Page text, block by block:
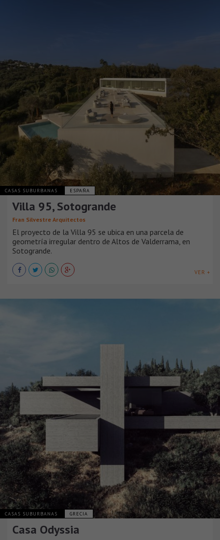
CASAS SUBURBANAS ESPAÑA
Villa 95, Sotogrande
Fran Silvestre Arquitectos
El proyecto de la Villa 95 se ubica en una parcela de
geometría irregular dentro de Altos de Valderrama, en
Sotogrande.
VER +
CASAS SUBURBANAS GRECIA
Casa Odyssia